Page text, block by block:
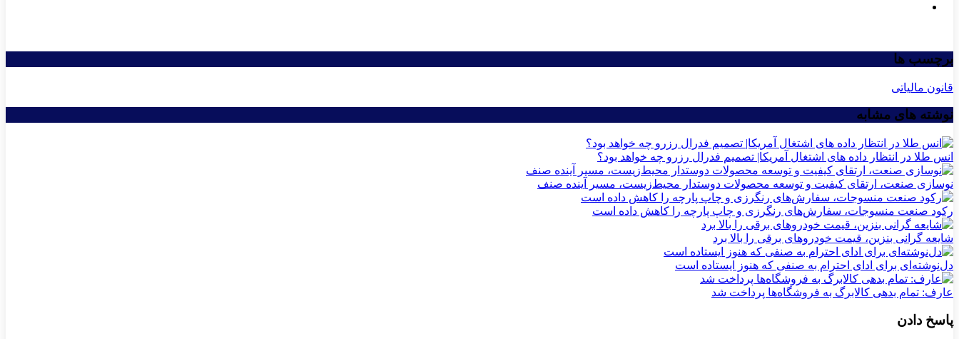
برچسب ها
قانون مالیاتی
نوشته های مشابه
انس طلا در انتظار داده های اشتغال آمریکا| تصمیم فدرال رزرو چه خواهد بود؟
نوسازی صنعت، ارتقای کیفیت و توسعه محصولات دوستدار محیط‌زیست، مسیر آینده صنف
رکود صنعت منسوجات، سفارش‌های رنگرزی و چاپ پارچه را کاهش داده است
شایعه گرانی بنزین، قیمت خودروهای برقی را بالا برد
دل‌نوشته‌ای برای ادای احترام به صنفی که هنوز ایستاده است
عارف: تمام بدهی کالابرگ به فروشگاه‌ها پرداخت شد
پاسخ دادن